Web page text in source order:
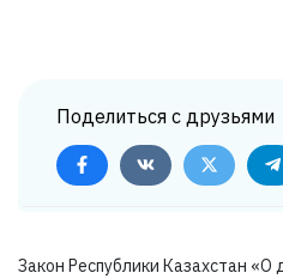
Поделиться с друзьями
Закон Республики Казахстан